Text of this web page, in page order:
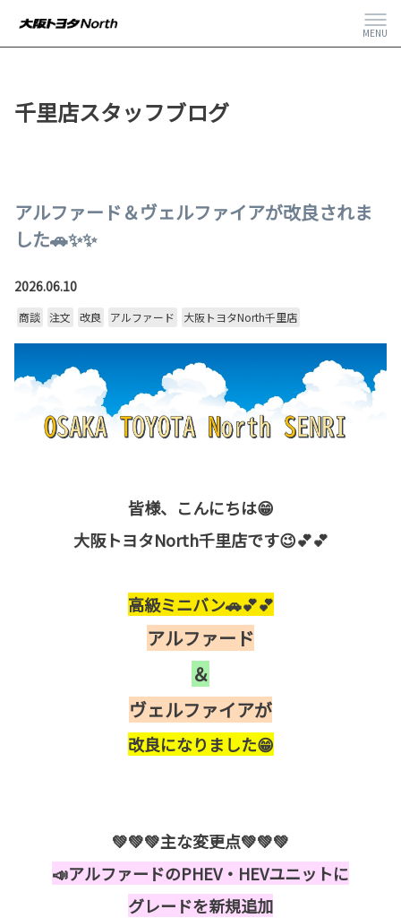
MENU
千里店スタッフブログ
アルファード＆ヴェルファイアが改良されま
した🚗✨✨
2026.06.10
商談 注文 改良 アルファード 大阪トヨタNorth千里店
皆様、こんにちは😁
大阪トヨタNorth千里店です😉💕💕
高級ミニバン🚗💕💕
アルファード
＆
ヴェルファイアが
改良になりました😁
💚💚💚主な変更点💚💚💚
📣アルファードのPHEV・HEVユニットに
グレードを新規追加